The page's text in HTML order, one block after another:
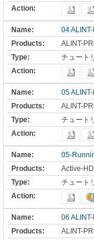
04
ALINT-
チュート
05
ALINT-
チュート
05-
Active-
チュート
06
ALINT-